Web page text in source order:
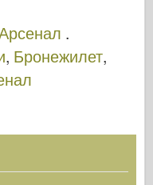
.
, Бронежилет,